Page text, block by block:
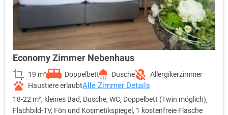
Economy Zimmer Nebenhaus
19 m² Doppelbett Dusche
Allergikerzimmer
Haustiere erlaubtAlle Zimmer Details
18-22 m², kleines Bad, Dusche, WC, Doppelbett (Twin möglich),
Flachbild-TV, Fön und Kosmetikspiegel, 1 kostenfreie Flasche